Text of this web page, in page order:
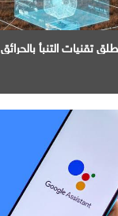
تقنيات التنبأ بالحرائق